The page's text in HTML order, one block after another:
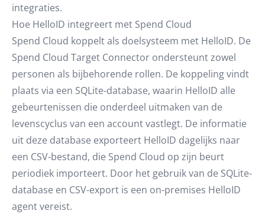
integraties.
Hoe HelloID integreert met Spend Cloud
Spend Cloud koppelt als doelsysteem met HelloID. De
Spend Cloud Target Connector ondersteunt zowel
personen als bijbehorende rollen. De koppeling vindt
plaats via een SQLite-database, waarin HelloID alle
gebeurtenissen die onderdeel uitmaken van de
levenscyclus van een account vastlegt. De informatie
uit deze database exporteert HelloID dagelijks naar
een CSV-bestand, die Spend Cloud op zijn beurt
periodiek importeert. Door het gebruik van de SQLite-
database en CSV-export is een on-premises HelloID
agent vereist.